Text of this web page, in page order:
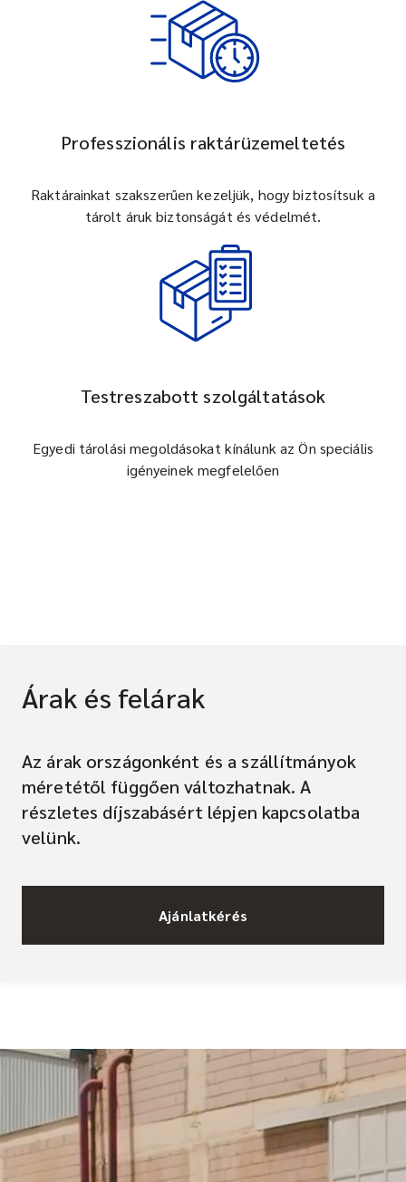
Professzionális raktárüzemeltetés
Raktárainkat szakszerűen kezeljük, hogy biztosítsuk a
tárolt áruk biztonságát és védelmét.
Testreszabott szolgáltatások
Egyedi tárolási megoldásokat kínálunk az Ön speciális
igényeinek megfelelően
Árak és felárak
Az árak országonként és a szállítmányok
méretétől függően változhatnak. A
részletes díjszabásért lépjen kapcsolatba
velünk.
Ajánlatkérés